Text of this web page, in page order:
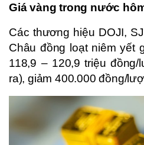
Giá vàng trong nước
Các thương hiệu DOJI,
Châu đồng loạt niêm yết
118,9 – 120,9 triệu
ra), giảm 400.000 đồng/